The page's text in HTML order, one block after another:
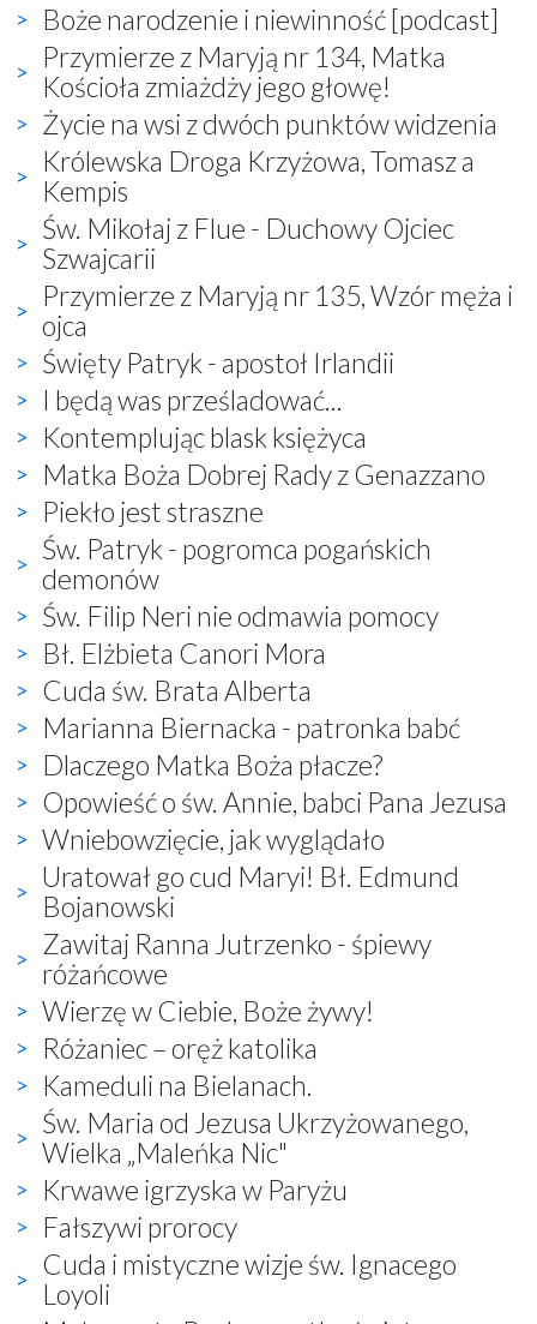
Boże narodzenie i niewinność [podcast]
Przymierze z Maryją nr 134, Matka
Kościoła zmiażdży jego głowę!
Życie na wsi z dwóch punktów widzenia
Królewska Droga Krzyżowa, Tomasz a
Kempis
Św. Mikołaj z Flue - Duchowy Ojciec
Szwajcarii
Przymierze z Maryją nr 135, Wzór męża i
ojca
Święty Patryk - apostoł Irlandii
I będą was prześladować...
Kontemplując blask księżyca
Matka Boża Dobrej Rady z Genazzano
Piekło jest straszne
Św. Patryk - pogromca pogańskich
demonów
Św. Filip Neri nie odmawia pomocy
Bł. Elżbieta Canori Mora
Cuda św. Brata Alberta
Marianna Biernacka - patronka babć
Dlaczego Matka Boża płacze?
Opowieść o św. Annie, babci Pana Jezusa
Wniebowzięcie, jak wyglądało
Uratował go cud Maryi! Bł. Edmund
Bojanowski
Zawitaj Ranna Jutrzenko - śpiewy
różańcowe
Wierzę w Ciebie, Boże żywy!
Różaniec – oręż katolika
Kameduli na Bielanach.
Św. Maria od Jezusa Ukrzyżowanego,
Wielka „Maleńka Nic"
Krwawe igrzyska w Paryżu
Fałszywi prorocy
Cuda i mistyczne wizje św. Ignacego
Loyoli